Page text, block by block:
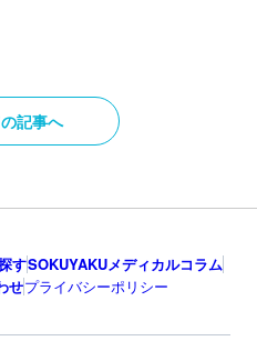
記事へ
すSOKUYAKUメディカルコラム
せプライバシーポリシー